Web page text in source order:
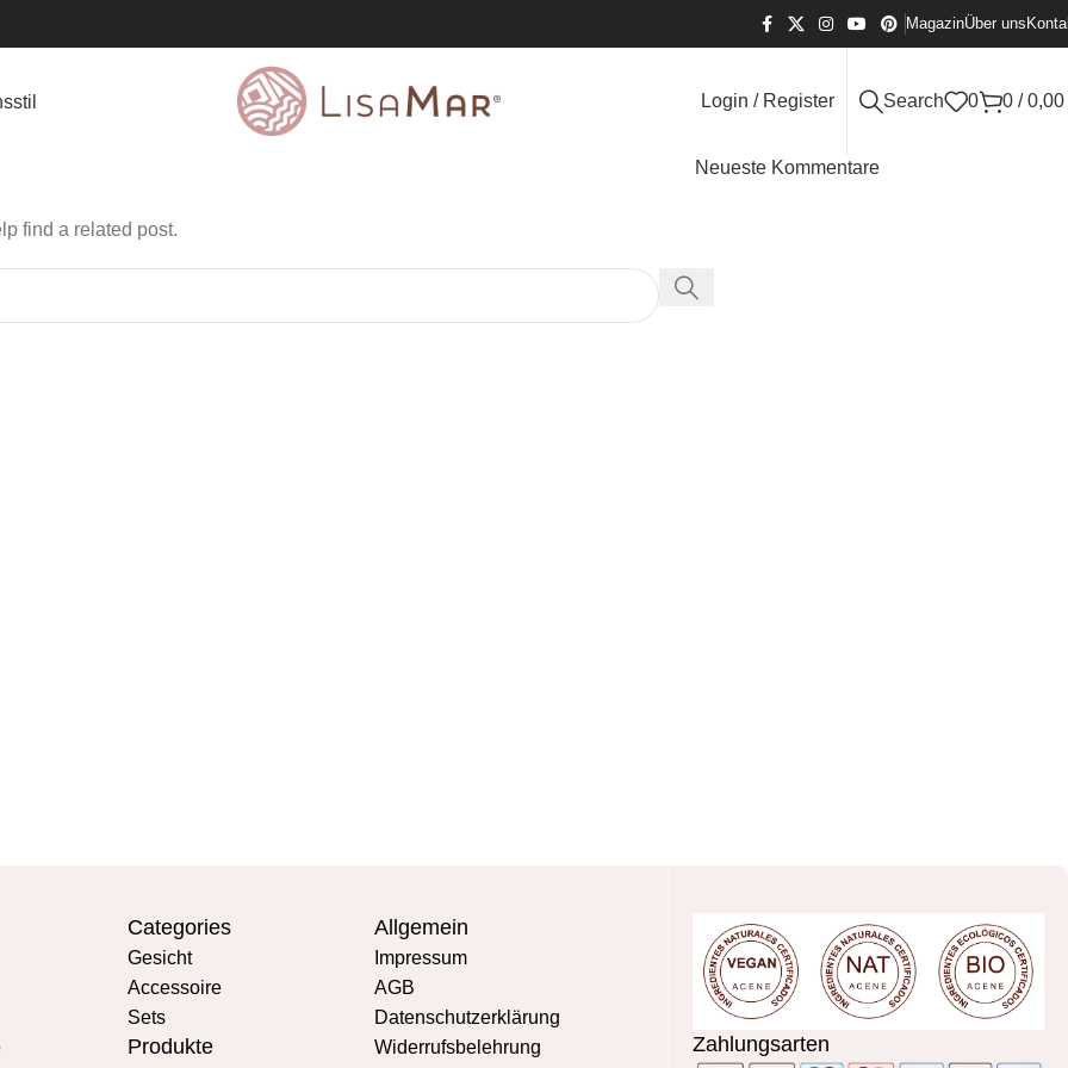
MagazinÜber uns
Login / Register Search 0 0 / 0,00
find a related post.
Neueste Kommentare
Categories
Gesicht
Accessoire
Sets
Produkte
Allgemein
Impressum
AGB
Datenschutzerklärung
Widerrufsbelehrung
Zahlungsarten